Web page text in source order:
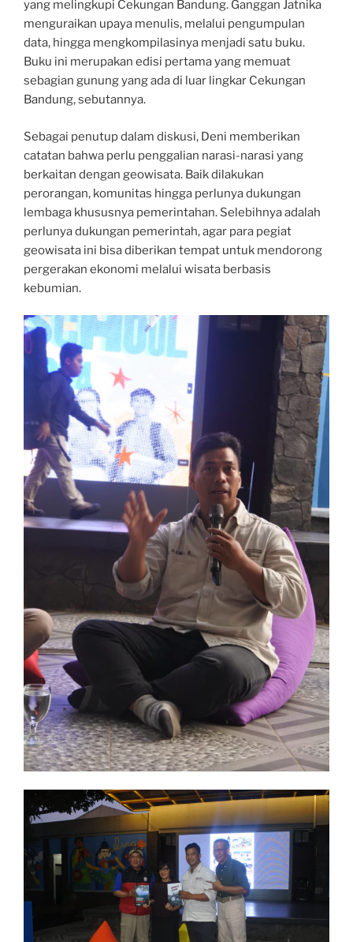
yang melingkupi Cekungan Bandung. Ganggan Jatnika
menguraikan upaya menulis, melalui pengumpulan
data, hingga mengkompilasinya menjadi satu buku.
Buku ini merupakan edisi pertama yang memuat
sebagian gunung yang ada di luar lingkar Cekungan
Bandung, sebutannya.
Sebagai penutup dalam diskusi, Deni memberikan
catatan bahwa perlu penggalian narasi-narasi yang
berkaitan dengan geowisata. Baik dilakukan
perorangan, komunitas hingga perlunya dukungan
lembaga khususnya pemerintahan. Selebihnya adalah
perlunya dukungan pemerintah, agar para pegiat
geowisata ini bisa diberikan tempat untuk mendorong
pergerakan ekonomi melalui wisata berbasis
kebumian.